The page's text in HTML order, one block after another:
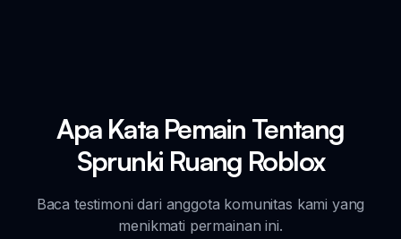
Apa Kata Pemain Tentang
Sprunki Ruang Roblox
Baca testimoni dari anggota komunitas kami yang
menikmati permainan ini.